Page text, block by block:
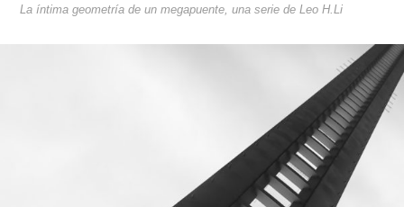
La íntima geometría de un megapuente, una serie de Leo H.Li